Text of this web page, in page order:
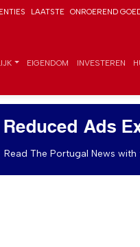
LAATSTE ONROEREND
EIGENDOM INVESTEREN
Reduced Ads
Read The Portugal News